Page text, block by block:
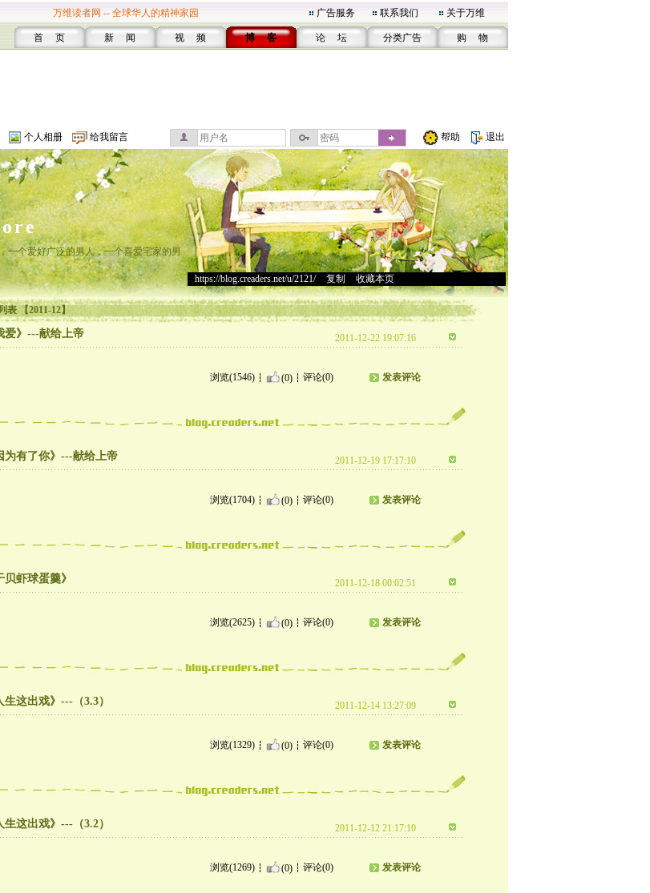
万维读者网 -- 全球华人的精神家园 广告服务 联系我们 关于万维
首 页 新 闻 视 频 博 客 论 坛 分类广告 购 物
个人相册 给我留言 帮助 退出
一个爱好广泛的男人，一个喜爱宅家的男
https://blog.creaders.net/u/2121/> 复制 收藏本页
表 【2011-12】
爱》---献给上帝 2011-12-22 19:07:16
浏览(1546) (0) 评论(0) 发表评论
为有了你》---献给上帝 2011-12-19 17:17:10
浏览(1704) (0) 评论(0) 发表评论
贝虾球蛋羹》 2011-12-18 00:02:51
浏览(2625) (0) 评论(0) 发表评论
生这出戏》---（3.3） 2011-12-14 13:27:09
浏览(1329) (0) 评论(0) 发表评论
生这出戏》---（3.2） 2011-12-12 21:17:10
浏览(1269) (0) 评论(0) 发表评论